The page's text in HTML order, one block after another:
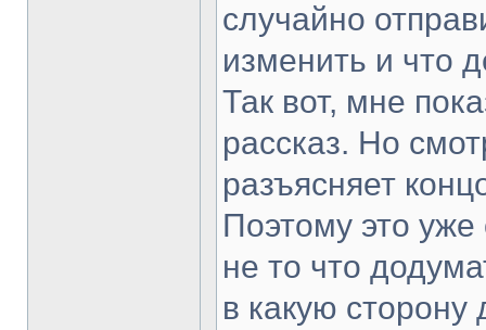
случайно
изменить и что
Так вот, мне
рассказ. Но
разъясняет
Поэтому это
не то что
в какую